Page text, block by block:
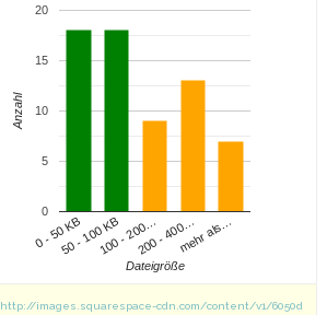
0 - 50 KB50 - 100 KB100 - 200…200 - 400…mehr als…
0
5
10
15
20
Dateigröße
Anzahl
http://images.squarespace-cdn.com/content/v1/6050d